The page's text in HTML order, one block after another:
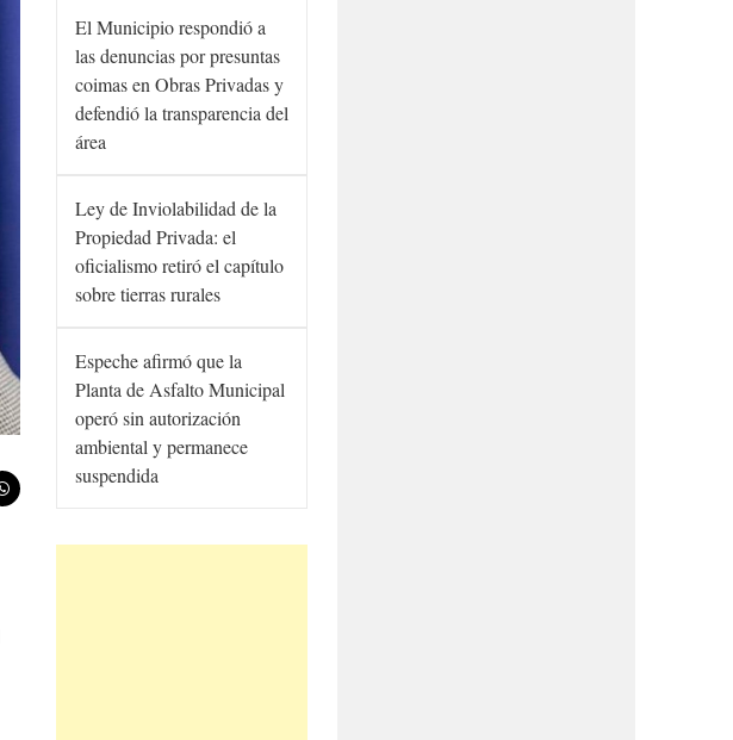
El Municipio respondió a
las denuncias por presuntas
coimas en Obras Privadas y
defendió la transparencia del
área
Ley de Inviolabilidad de la
Propiedad Privada: el
oficialismo retiró el capítulo
sobre tierras rurales
Espeche afirmó que la
Planta de Asfalto Municipal
operó sin autorización
ambiental y permanece
suspendida